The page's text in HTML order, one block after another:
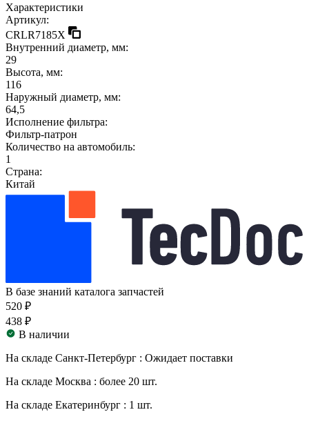
Характеристики
Артикул:
CRLR7185X
Внутренний диаметр, мм:
29
Высота, мм:
116
Наружный диаметр, мм:
64,5
Исполнение фильтра:
Фильтр-патрон
Количество на автомобиль:
1
Страна:
Китай
В базе знаний каталога запчастей
520 ₽
438 ₽
В наличии
На складе Санкт-Петербург : Ожидает поставки
На складе Москва : более 20 шт.
На складе Екатеринбург : 1 шт.